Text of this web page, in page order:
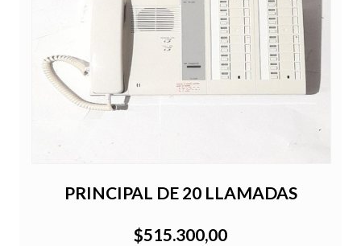
PRINCIPAL DE 20 LLAMADAS
$515.300,00